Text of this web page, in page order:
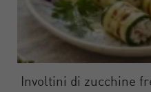
Involtini di zucchine